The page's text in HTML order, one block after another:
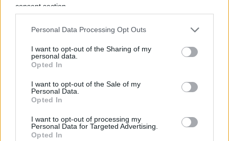
consent section.
Personal Data Processing Opt Outs
I want to opt-out of the Sharing of my
personal data.
Opted In
I want to opt-out of the Sale of my
Personal Data.
Opted In
I want to opt-out of processing my
Personal Data for Targeted Advertising.
Opted In
del Darfur, gran parte dei
nuovo, ad el-Fasher e nel resto del Darfur èuna
delle etnie di origine africana, quella degli
Zaghawa.
Una vittoria strategica per Dagalo
La caduta di al-Fasher costituisce una importante